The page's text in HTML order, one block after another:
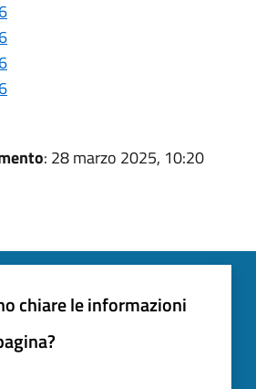
: 28 marzo 2025, 10:20
chiare le informazioni